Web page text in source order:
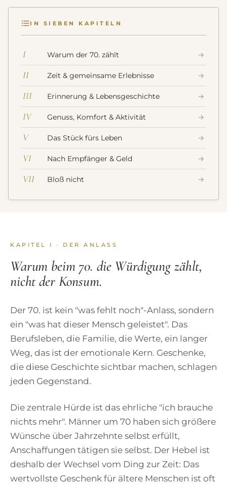
IN SIEBEN KAPITELN
I Warum der 70. zählt →
II Zeit & gemeinsame Erlebnisse →
III Erinnerung & Lebensgeschichte →
IV Genuss, Komfort & Aktivität →
V Das Stück fürs Leben →
VI Nach Empfänger & Geld →
VII Bloß nicht →
KAPITEL I · DER ANLASS
Warum beim 70. die Würdigung zählt,
nicht der Konsum.
Der 70. ist kein "was fehlt noch"-Anlass, sondern
ein "was hat dieser Mensch geleistet". Das
Berufsleben, die Familie, die Werte, ein langer
Weg, das ist der emotionale Kern. Geschenke,
die diese Geschichte sichtbar machen, schlagen
jeden Gegenstand.
Die zentrale Hürde ist das ehrliche "ich brauche
nichts mehr". Männer um 70 haben sich größere
Wünsche über Jahrzehnte selbst erfüllt,
Anschaffungen tätigen sie selbst. Der Hebel ist
deshalb der Wechsel vom Ding zur Zeit: Das
wertvollste Geschenk für ältere Menschen ist oft